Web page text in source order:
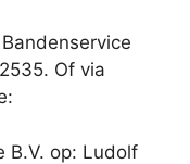
Of via
B.V. op: Ludolf